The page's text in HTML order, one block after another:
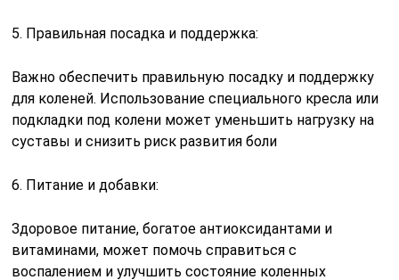
5. Правильная посадка и поддержка:
Важно обеспечить правильную посадку и поддержку
для коленей. Использование специального кресла или
подкладки под колени может уменьшить нагрузку на
суставы и снизить риск развития боли
6. Питание и добавки:
Здоровое питание, богатое антиоксидантами и
витаминами, может помочь справиться с
воспалением и улучшить состояние коленных